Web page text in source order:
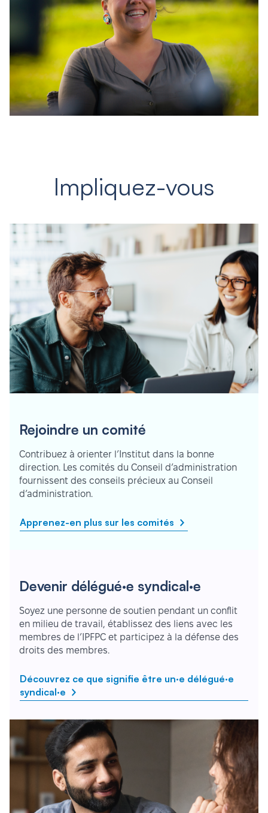
Impliquez-vous
Rejoindre un comité
Contribuez à orienter l’Institut dans la bonne
direction. Les comités du Conseil d’administration
fournissent des conseils précieux au Conseil
d’administration.
Apprenez-en plus sur les comités
Devenir délégué·e syndical·e
Soyez une personne de soutien pendant un conflit
en milieu de travail, établissez des liens avec les
membres de l’IPFPC et participez à la défense des
droits des membres.
Découvrez ce que signifie être un·e délégué·e
syndical·e